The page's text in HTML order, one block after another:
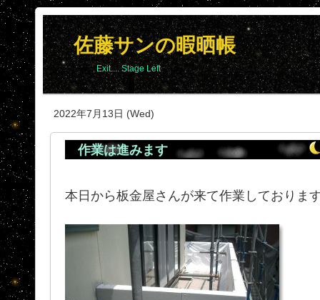
佐藤サンの暇晒帳
Exit.... Stage Left
2022年7月13日 (Wed)
作業は進みます
本日から板金屋さんが来て作業しておりま